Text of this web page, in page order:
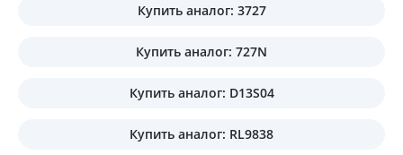
Купить аналог: 3727
Купить аналог: 727N
Купить аналог: D13S04
Купить аналог: RL9838